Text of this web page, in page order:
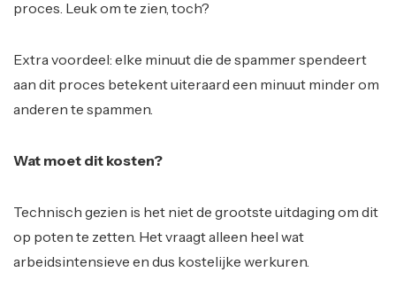
proces. Leuk om te zien, toch?
Extra voordeel: elke minuut die de spammer spendeert
aan dit proces betekent uiteraard een minuut minder om
anderen te spammen.
Wat moet dit kosten?
Technisch gezien is het niet de grootste uitdaging om dit
op poten te zetten. Het vraagt alleen heel wat
arbeidsintensieve en dus kostelijke werkuren.